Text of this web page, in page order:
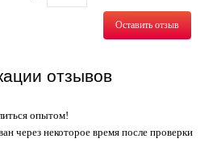
Оставить отзыв
отзывов
опытом!
через некоторое время после проверки